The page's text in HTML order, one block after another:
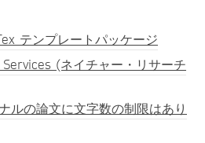
テンプレートパッケージ
(ネイチャー・リサーチ
ルの論文に文字数の制限はあり